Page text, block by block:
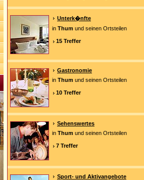
Unterk�nfte
in Thum und seinen Ortsteilen
15 Treffer
Gastronomie
in Thum und seinen Ortsteilen
10 Treffer
Sehenswertes
in Thum und seinen Ortsteilen
7 Treffer
Sport- und Aktivangebote